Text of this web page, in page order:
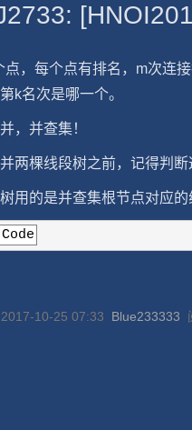
点，每个点有排名，m次连
k名次是哪一个。
，并查集！
两棵线段树之前，记得判
用的是并查集根节点对应的
2017-10-25 07:33 Blue233333